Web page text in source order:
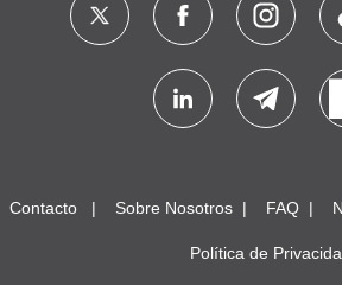
Contacto Sobre Nosotros FAQ
Política de